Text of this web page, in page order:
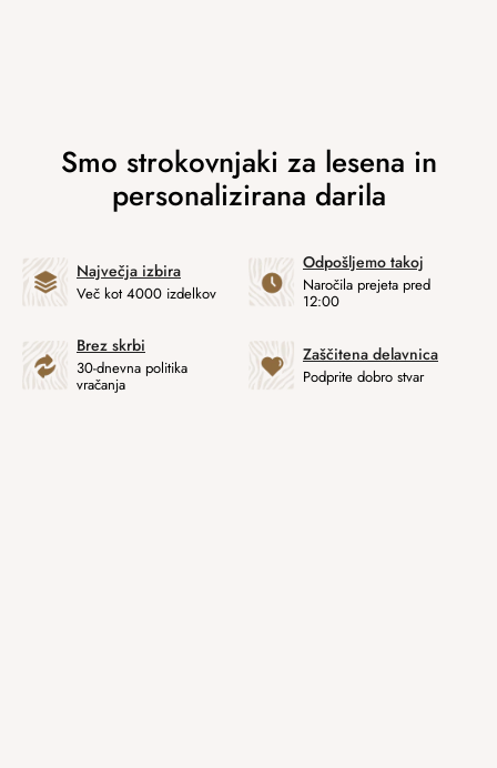
Največja izbira
Več kot 4000 izdelkov
Odpošljemo takoj
Naročila prejeta pred
12:00
Brez skrbi
30-dnevna politika
vračanja
Zaščitena delavnica
Podprite dobro stvar